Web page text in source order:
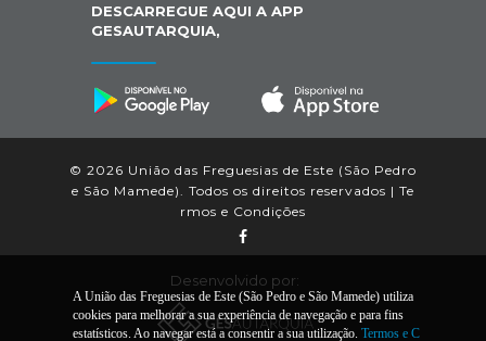
DESCARREGUE AQUI A APP
GESAUTARQUIA,
© 2026 União das Freguesias de Este (São Pedro
e São Mamede). Todos os direitos reservados | Te
rmos e Condições
Desenvolvido por:
A União das Freguesias de Este (São Pedro e São Mamede) utiliza
cookies para melhorar a sua experiência de navegação e para fins
estatísticos. Ao navegar está a consentir a sua utilização. Termos e C